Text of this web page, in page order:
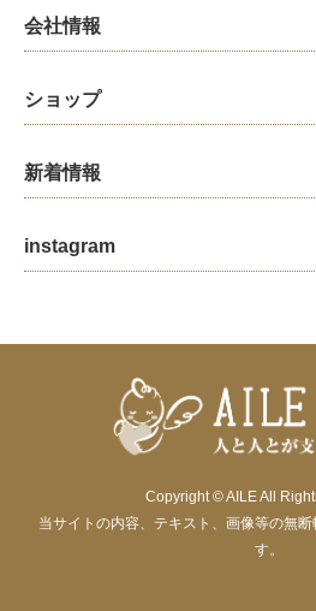
会社情報
ショップ
新着情報
instagram
Copyright © AILE All
当サイトの内容、テキスト、画像等の無
す。